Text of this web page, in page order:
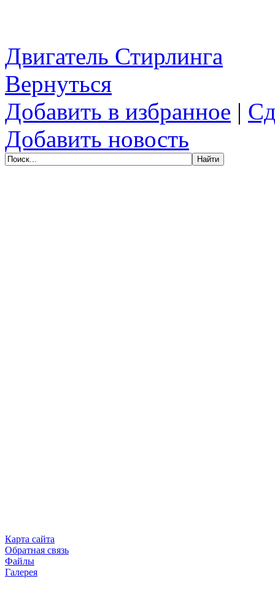
Двигатель Стирлинга
Вернуться
Добавить в избранное |
Добавить новость
Карта сайта
Обратная связь
Файлы
Галерея